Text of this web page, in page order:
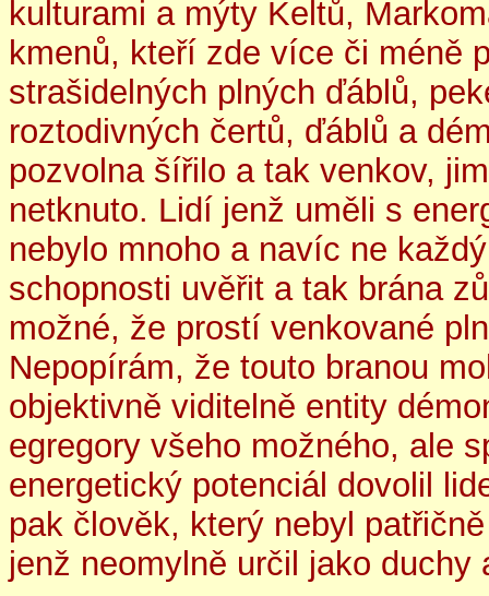
kulturami a mýty Keltů,
kmenů, kteří zde více či méně
strašidelných plných ďáblů,
roztodivných čertů, ďáblů a
pozvolna šířilo a tak venkov,
netknuto. Lidí jenž uměli s
nebylo mnoho a navíc ne
schopnosti uvěřit a tak brána
možné, že prostí venkované
Nepopírám, že touto branou
objektivně viditelně entity
egregory všeho možného, ale
energetický potenciál dovolil
pak člověk, který nebyl
jenž neomylně určil jako duchy